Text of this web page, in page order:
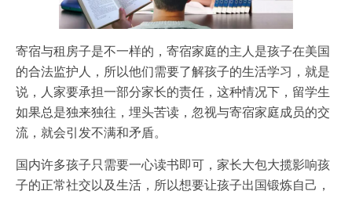
寄宿与租房子是不一样的，寄宿家庭的主人是孩子在美国
的合法监护人，所以他们需要了解孩子的生活学习，就是
说，人家要承担一部分家长的责任，这种情况下，留学生
如果总是独来独往，埋头苦读，忽视与寄宿家庭成员的交
流，就会引发不满和矛盾。
国内许多孩子只需要一心读书即可，家长大包大揽影响孩
子的正常社交以及生活，所以想要让孩子出国锻炼自己，